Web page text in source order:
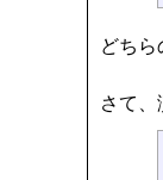
どちら
さて、